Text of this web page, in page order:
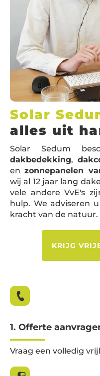
Solar
alles uit
Solar Sedum
dakbedekking,
enzonnepanelen
wij al 12 jaar lang
vele andere VvE's
hulp. We adviseren
kracht van de natuur.
KRIJG
1. Offerte
Vraag een volledig